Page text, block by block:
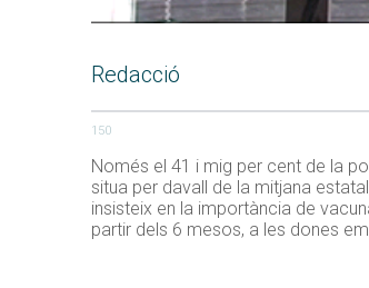
Redacció
150
Només el 41 i mig per cent de la
situa per davall de la mitjana
insisteix en la importància de
partir dels 6 mesos, a les dones